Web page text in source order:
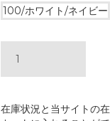
100/ホワイト/ネイビー
在庫状況と当サイトの